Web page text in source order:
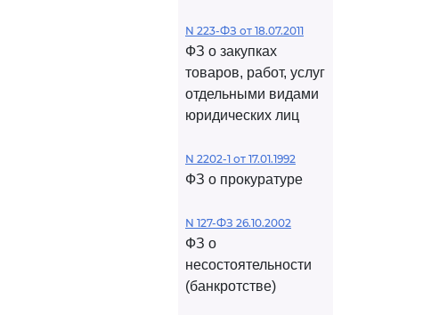
N 223-ФЗ от 18.07.2011
ФЗ о закупках
товаров, работ, услуг
отдельными видами
юридических лиц
N 2202-1 от 17.01.1992
ФЗ о прокуратуре
N 127-ФЗ 26.10.2002
ФЗ о
несостоятельности
(банкротстве)